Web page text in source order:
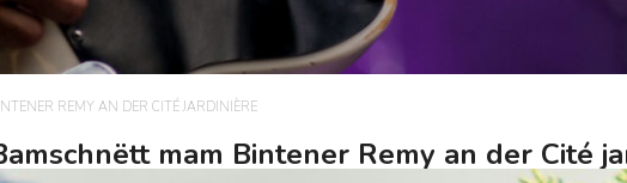
REMY AN DER CITÉ JARDINIÈRE
mam Bintener Remy an der Cité